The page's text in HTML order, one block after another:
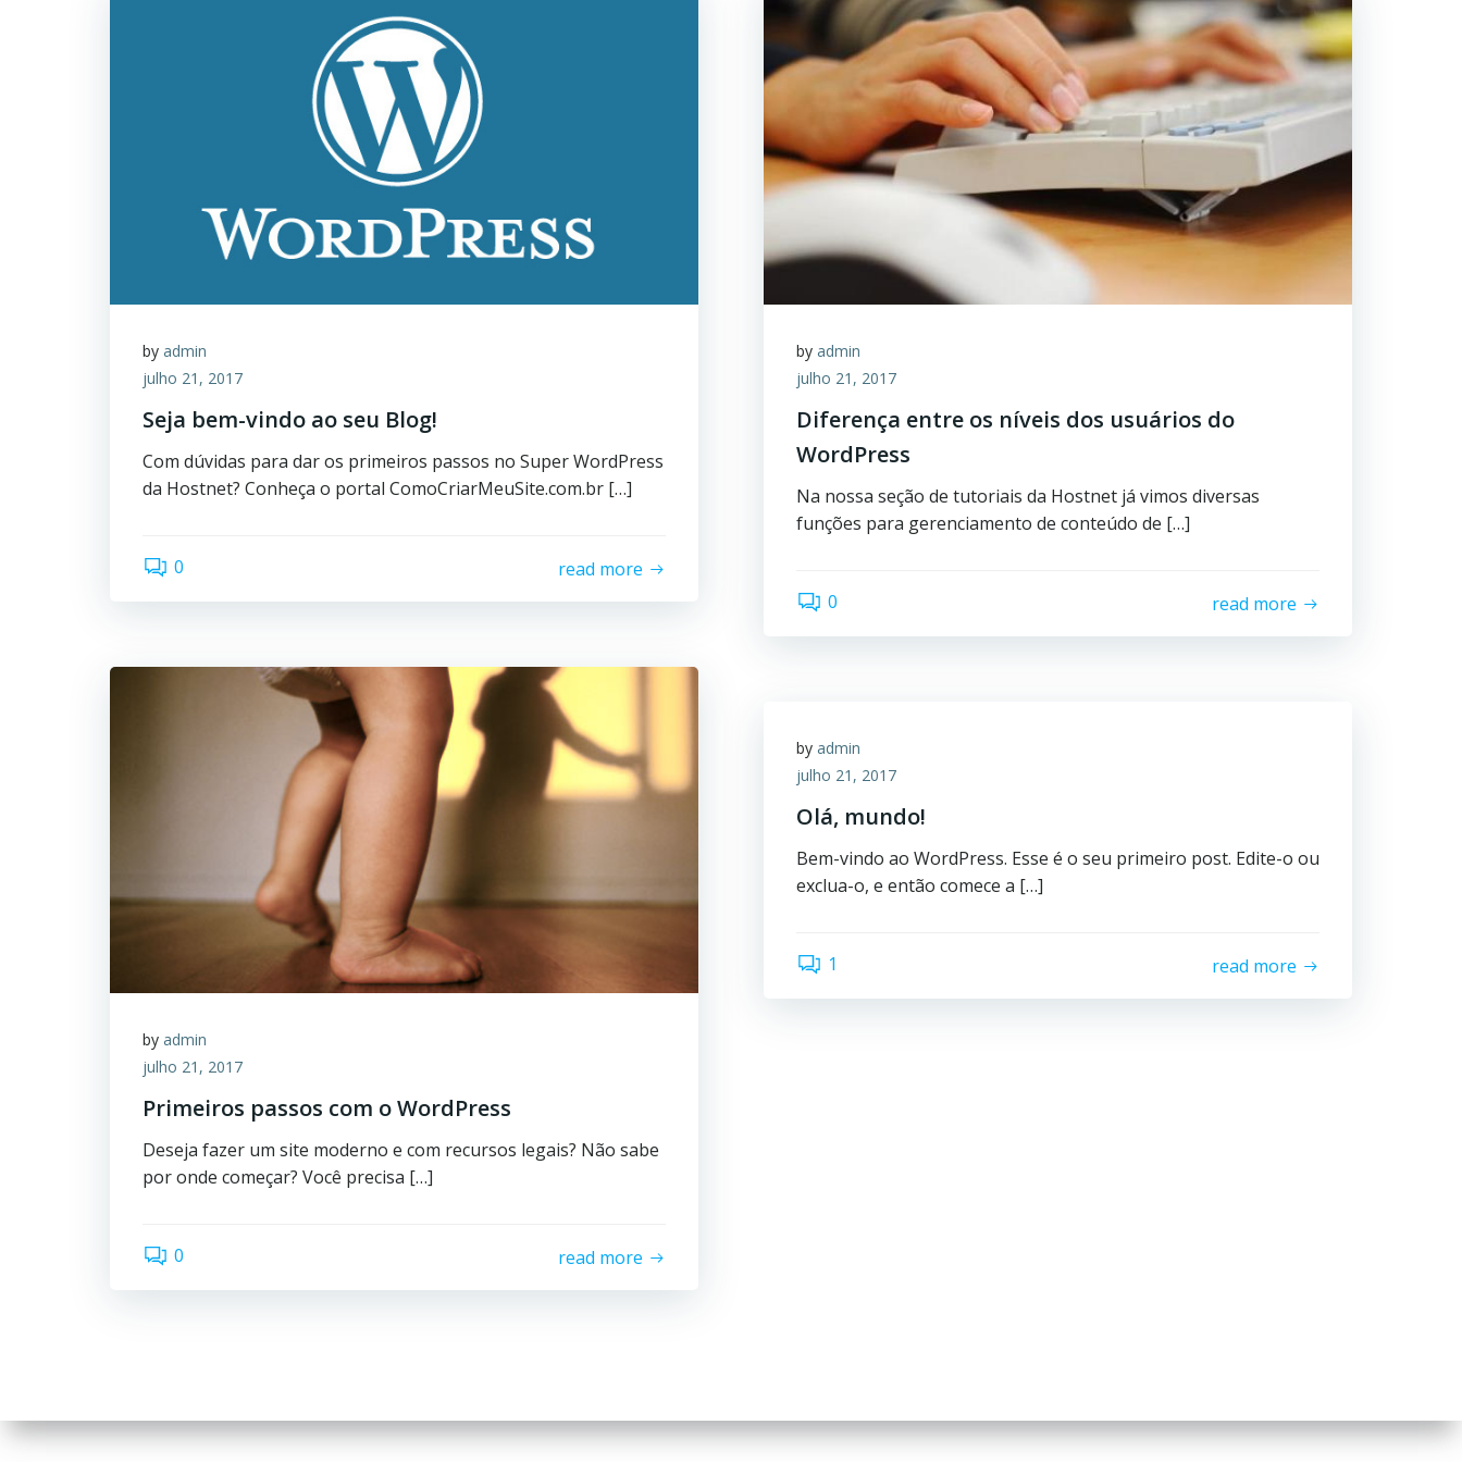
by admin
julho 21, 2017
Seja bem-vindo ao seu Blog!
Com dúvidas para dar os primeiros passos no Super WordPress
da Hostnet? Conheça o portal ComoCriarMeuSite.com.br […]
0 read more
by admin
julho 21, 2017
Diferença entre os níveis dos usuários do
WordPress
Na nossa seção de tutoriais da Hostnet já vimos diversas
funções para gerenciamento de conteúdo de […]
0 read more
by admin
julho 21, 2017
Primeiros passos com o WordPress
Deseja fazer um site moderno e com recursos legais? Não sabe
por onde começar? Você precisa […]
0 read more
by admin
julho 21, 2017
Olá, mundo!
Bem-vindo ao WordPress. Esse é o seu primeiro post. Edite-o ou
exclua-o, e então comece a […]
1 read more